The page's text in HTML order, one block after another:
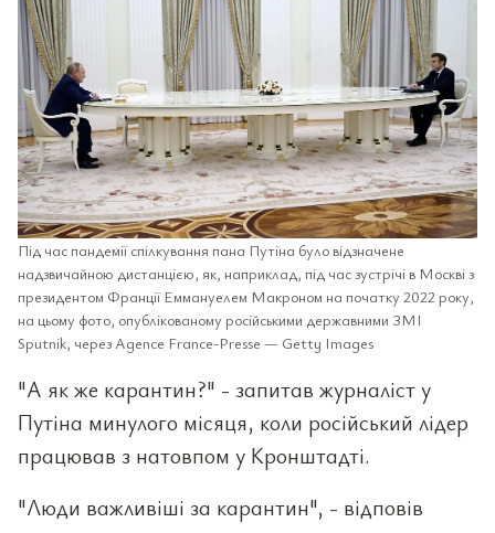
Під час пандемії спілкування пана Путіна було відзначене
надзвичайною дистанцією, як, наприклад, під час зустрічі в Москві з
президентом Франції Еммануелем Макроном на початку 2022 року,
на цьому фото, опублікованому російськими державними ЗМІ
Sputnik, через Agence France-Presse — Getty Images
"А як же карантин?" - запитав журналіст у
Путіна минулого місяця, коли російський лідер
працював з натовпом у Кронштадті.
"Люди важливіші за карантин", - відповів